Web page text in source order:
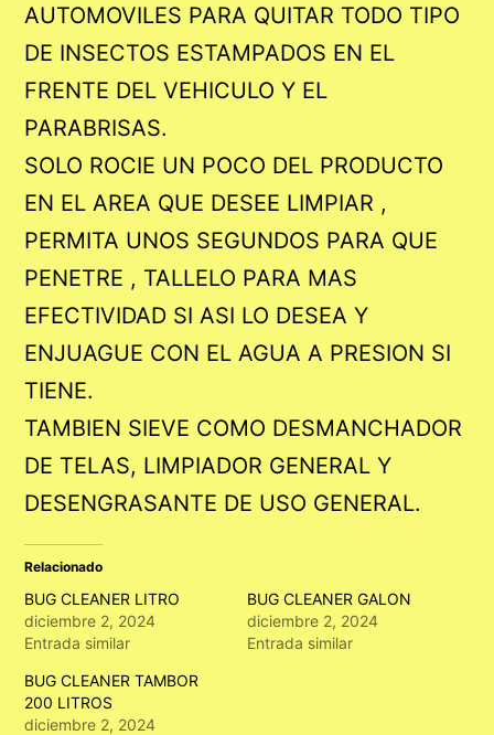
AUTOMOVILES PARA QUITAR TODO TIPO
DE INSECTOS ESTAMPADOS EN EL
FRENTE DEL VEHICULO Y EL
PARABRISAS.
SOLO ROCIE UN POCO DEL PRODUCTO
EN EL AREA QUE DESEE LIMPIAR ,
PERMITA UNOS SEGUNDOS PARA QUE
PENETRE , TALLELO PARA MAS
EFECTIVIDAD SI ASI LO DESEA Y
ENJUAGUE CON EL AGUA A PRESION SI
TIENE.
TAMBIEN SIEVE COMO DESMANCHADOR
DE TELAS, LIMPIADOR GENERAL Y
DESENGRASANTE DE USO GENERAL.
Relacionado
BUG CLEANER LITRO
diciembre 2, 2024
Entrada similar
BUG CLEANER GALON
diciembre 2, 2024
Entrada similar
BUG CLEANER TAMBOR
200 LITROS
diciembre 2, 2024